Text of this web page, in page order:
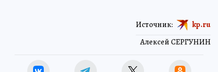
Алексей СЕРГУНИН
Источник: kp.ru